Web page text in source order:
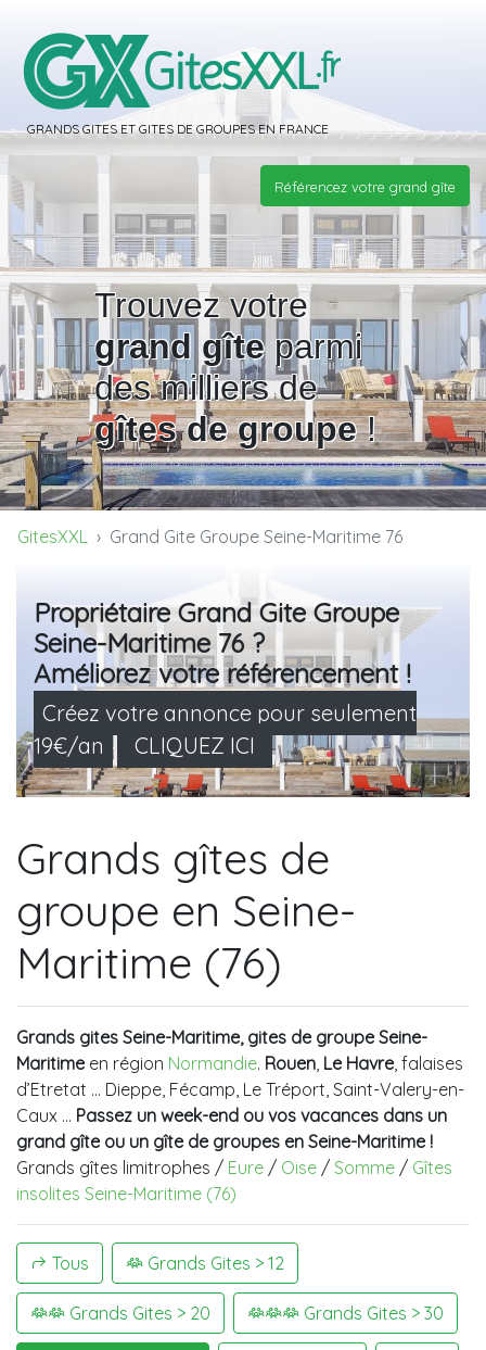
GRANDS GITES ET GITES DE GROUPES EN FRANCE
Référencez votre grand gîte
Trouvez votre
grand gîteparmi
des milliers de
gîtes de groupe!
GitesXXL Grand Gite Groupe Seine-Maritime 76
Propriétaire Grand Gite Groupe
Seine-Maritime 76 ?
Améliorez votre référencement !
Créez votre annonce pour seulement
19€/an
CLIQUEZ ICI
Grands gîtes de
groupe en Seine-
Maritime (76)
Grands gites Seine-Maritime, gites de groupe Seine-
Maritimeen région Normandie. Rouen, Le Havre, falaises
d’Etretat ... Dieppe, Fécamp, Le Tréport, Saint-Valery-en-
Caux … Passez un week-end ou vos vacances dans un
grand gîte ou un gîte de groupes en Seine-Maritime !
Grands gîtes limitrophes / Eure / Oise / Somme / Gîtes
insolites Seine-Maritime (76)
Tous Grands Gites > 12
Grands Gites > 20 Grands Gites > 30